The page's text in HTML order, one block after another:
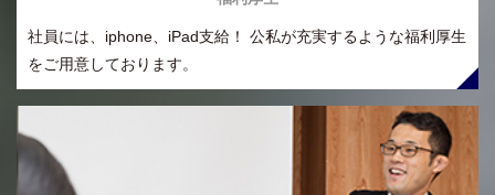
社員には、iphone、iPad支給！ 公私が充実するような福利厚生
をご用意しております。